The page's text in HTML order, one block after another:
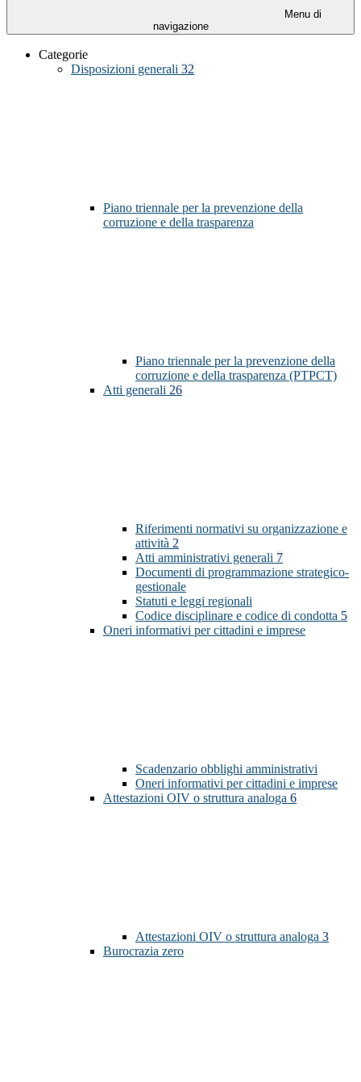
Menu di
navigazione
Categorie
Disposizioni generali 32
Piano triennale per la prevenzione della
corruzione e della trasparenza
Piano triennale per la prevenzione della
corruzione e della trasparenza (PTPCT)
Atti generali 26
Riferimenti normativi su organizzazione e
attività 2
Atti amministrativi generali 7
Documenti di programmazione strategico-
gestionale
Statuti e leggi regionali
Codice disciplinare e codice di condotta 5
Oneri informativi per cittadini e imprese
Scadenzario obblighi amministrativi
Oneri informativi per cittadini e imprese
Attestazioni OIV o struttura analoga 6
Attestazioni OIV o struttura analoga 3
Burocrazia zero